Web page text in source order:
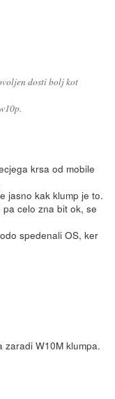
dosti bolj kot
krsa od mobile
jasno kak klump je to.
celo zna bit ok, se
spedenali OS, ker
W10M klumpa.